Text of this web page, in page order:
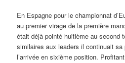
En Espagne pour le championnat
au premier virage de la première
était déjà pointé huitième au second
similaires aux leaders il continuait sa
l’arrivée en sixième position.